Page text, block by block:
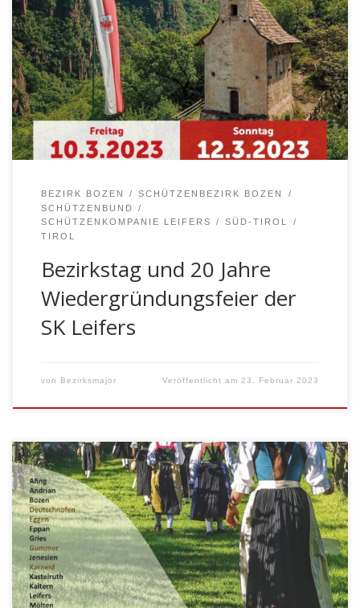
Kompanien und Abordnungen – Parkplatz Galizien
08:40 Uhr – Meldung an den Höchstanwesenden,
Abmarsch zur Pfarrkirche 09:00 Uhr –
Gottesdienst mit Guardian Pater Reinald Romaner
OFM, Dekan Walter Visintainer und der Pfarrgemeinde,
welcher feierlich von der Musikkapelle Leifers umrahmt
[…]
BEZIRK BOZEN
SCHÜTZENBEZIRK BOZEN
SCHÜTZENBUND
SCHÜTZENKOMPANIE LEIFERS
SÜD-TIROL
TIROL
Bezirkstag und 20 Jahre
Wiedergründungsfeier der
SK Leifers
von Bezirksmajor Veröffentlicht am23. Februar 2023
BOZEN – Am Mittwoch, den 7. Dezember 2022 wurde
der neue Kalender der Marketenderinnen im
Schützenheim von Gries vorgestellt. Der Bezirkskalender
erscheint heuer zum achten Mal und zeigt auf
farbenfrohen Bildern Marketenderinnen und
Jungmarketenderinnen aus den verschiedenen
Kompanien des Schützenbezirkes Bozen.